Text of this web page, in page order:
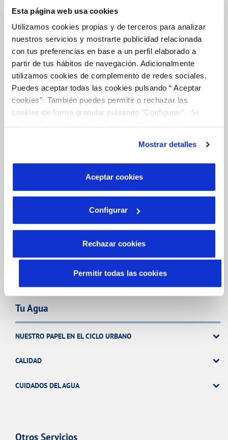
Esta página web usa cookies
Utilizamos cookies propias y de terceros para analizar
nuestros servicios y mostrarte publicidad relacionada
con tus preferencias en base a un perfil elaborado a
partir de tus hábitos de navegación. Adicionalmente
utilizamos cookies de complemento de redes sociales.
Puedes aceptar todas las cookies pulsando “ Aceptar
cookies”· También puedes permitir o rechazar las
cookies de forma granular pulsando “Configurar”. Si
son indispensables para que el sitio web funcione y que
por tanto no se pueden desactivar. Puedes consultar
más información en nuestraPolítica de Cookies
Mostrar detalles
Aceptar cookies
Configurar
Rechazar cookies
Permitir todas las cookies
CONTRATOS
MODIFICACIÓN DE DATOS
INCIDENCIAS
TODAS LAS GESTIONES
OTRAS GESTIONES
ATENCIÓN AL CLIENTE
COMPROMISO DE SERVICIO
Tu Agua
NUESTRO PAPEL EN EL CICLO URBANO
CALIDAD
CUIDADOS DEL AGUA
Otros Servicios